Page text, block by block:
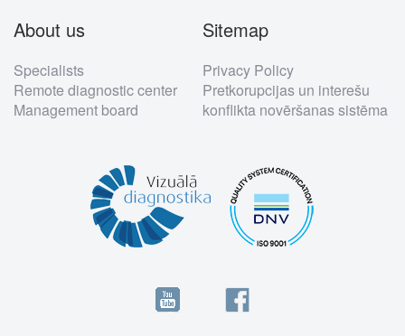
About us
Specialists
Remote diagnostic center
Management board
Sitemap
Privacy Policy
Pretkorupcijas un interešu
konflikta novēršanas sistēma